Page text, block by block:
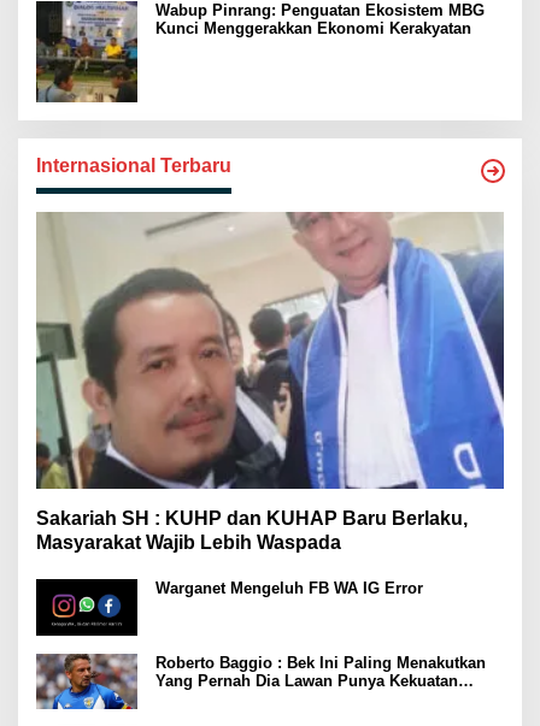
Wabup Pinrang: Penguatan Ekosistem MBG
Kunci Menggerakkan Ekonomi Kerakyatan
Internasional Terbaru
Sakariah SH : KUHP dan KUHAP Baru Berlaku,
Masyarakat Wajib Lebih Waspada
Warganet Mengeluh FB WA IG Error
Roberto Baggio : Bek Ini Paling Menakutkan
Yang Pernah Dia Lawan Punya Kekuatan